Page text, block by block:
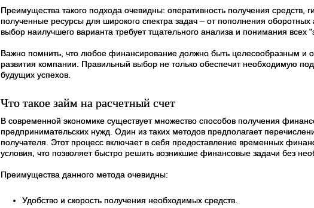
Преимущества такого подхода очевидны: оперативность получения средств,
полученные ресурсы для широкого спектра задач – от пополнения
выбор наилучшего варианта требует тщательного анализа и понимания всех
Важно помнить, что любое финансирование должно быть целесообразным и
развития компании. Правильный выбор не только обеспечит необходимую
будущих успехов.
Что такое займ на расчетный счет
В современной экономике существует множество способов получения
предпринимательских нужд. Один из таких методов предполагает
получателя. Этот процесс включает в себя предоставление временных
условия, что позволяет быстро решить возникшие финансовые задачи без
Преимущества данного метода очевидны:
Удобство и скорость получения необходимых средств.